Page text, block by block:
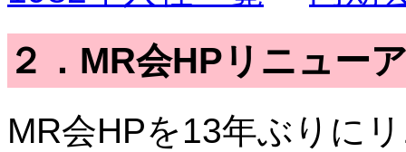
２．MR会HPリニュー
MR会HPを13年ぶりに